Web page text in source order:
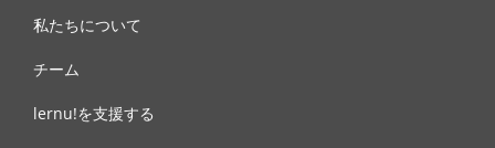
私たちについて
チーム
lernu!を支援する